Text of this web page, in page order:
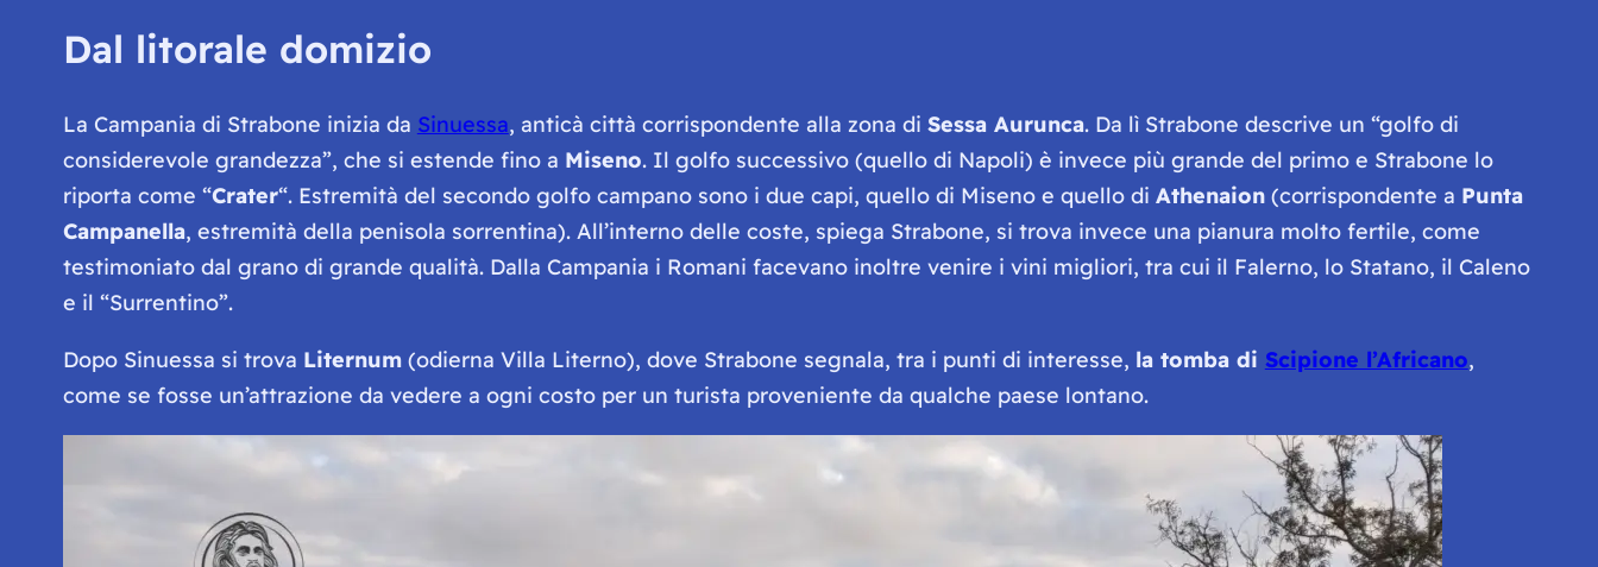
Dal litorale domizio
La Campania di Strabone inizia da Sinuessa, anticà città corrispondente alla zona di Sessa Aurunca. Da lì Strabone descrive un “golfo di
considerevole grandezza”, che si estende fino a Miseno. Il golfo successivo (quello di Napoli) è invece più grande del primo e Strabone lo
riporta come “Crater“. Estremità del secondo golfo campano sono i due capi, quello di Miseno e quello di Athenaion(corrispondente a Punta
Campanella, estremità della penisola sorrentina). All’interno delle coste, spiega Strabone, si trova invece una pianura molto fertile, come
testimoniato dal grano di grande qualità. Dalla Campania i Romani facevano inoltre venire i vini migliori, tra cui il Falerno, lo Statano, il Caleno
e il “Surrentino”.
Dopo Sinuessa si trova Liternum(odierna Villa Literno), dove Strabone segnala, tra i punti di interesse, la tomba di Scipione l’Africano,
come se fosse un’attrazione da vedere a ogni costo per un turista proveniente da qualche paese lontano.